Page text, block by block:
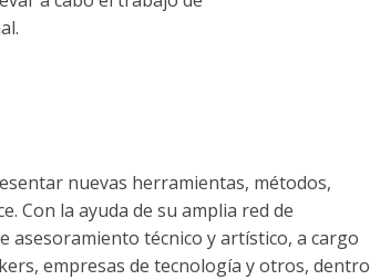
nuevas herramientas, métodos,
Con la ayuda de su amplia red de
asesoramiento técnico y artístico, a cargo
empresas de tecnología y otros, dentro